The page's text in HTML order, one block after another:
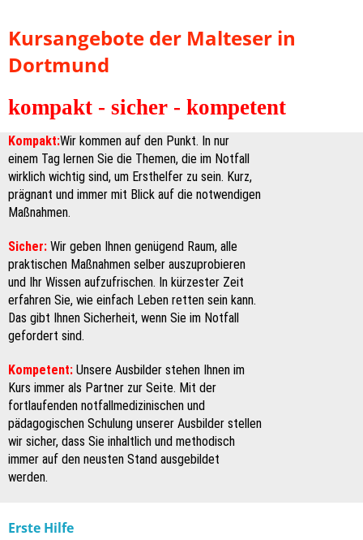
Kursangebote der Malteser in
Dortmund
kompakt - sicher - kompetent
Kompakt:Wir kommen auf den Punkt. In nur
einem Tag lernen Sie die Themen, die im Notfall
wirklich wichtig sind, um Ersthelfer zu sein. Kurz,
prägnant und immer mit Blick auf die notwendigen
Maßnahmen.
Sicher: Wir geben Ihnen genügend Raum, alle
praktischen Maßnahmen selber auszuprobieren
und Ihr Wissen aufzufrischen. In kürzester Zeit
erfahren Sie, wie einfach Leben retten sein kann.
Das gibt Ihnen Sicherheit, wenn Sie im Notfall
gefordert sind.
Kompetent: Unsere Ausbilder stehen Ihnen im
Kurs immer als Partner zur Seite. Mit der
fortlaufenden notfallmedizinischen und
pädagogischen Schulung unserer Ausbilder stellen
wir sicher, dass Sie inhaltlich und methodisch
immer auf den neusten Stand ausgebildet
werden.
Erste Hilfe